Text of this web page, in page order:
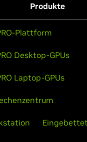
Produkte
Plattform
Desktop-GPUs
Laptop-GPUs